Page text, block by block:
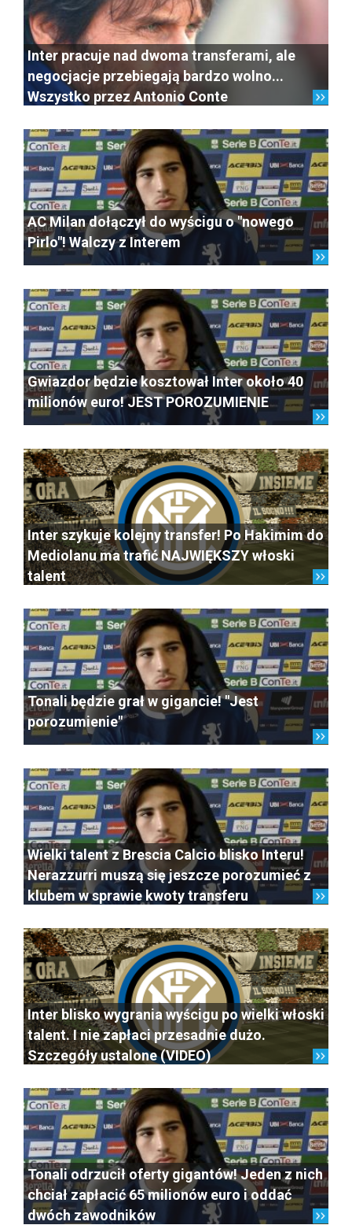
Inter pracuje nad dwoma transferami, ale
negocjacje przebiegają bardzo wolno...
Wszystko przez Antonio Conte
AC Milan dołączył do wyścigu o "nowego
Pirlo"! Walczy z Interem
Gwiazdor będzie kosztował Inter około 40
milionów euro! JEST POROZUMIENIE
Inter szykuje kolejny transfer! Po Hakimim do
Mediolanu ma trafić NAJWIĘKSZY włoski
talent
Tonali będzie grał w gigancie! "Jest
porozumienie"
Wielki talent z Brescia Calcio blisko Interu!
Nerazzurri muszą się jeszcze porozumieć z
klubem w sprawie kwoty transferu
Inter blisko wygrania wyścigu po wielki włoski
talent. I nie zapłaci przesadnie dużo.
Szczegóły ustalone (VIDEO)
Tonali odrzucił oferty gigantów! Jeden z nich
chciał zapłacić 65 milionów euro i oddać
dwóch zawodników